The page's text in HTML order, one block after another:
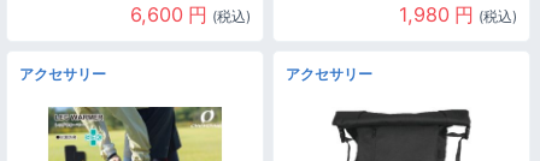
6,600 円 (税込) 1,980 円 (税込)
アクセサリー アクセサリー